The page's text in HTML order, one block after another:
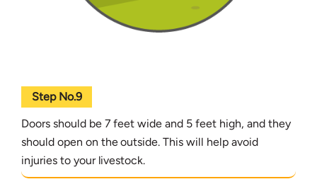
Step No.9
Doors should be 7 feet wide and 5 feet high, and they
should open on the outside. This will help avoid
injuries to your livestock.